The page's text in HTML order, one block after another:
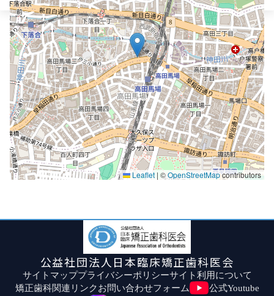
Leaflet | ©OpenStreetMapcontributors
公益社団法人日本臨床矯正歯科医会
サイトマッププライバシーポリシーサイト利用について
矯正歯科関連リンクお問い合わせフォーム 公式Youtube